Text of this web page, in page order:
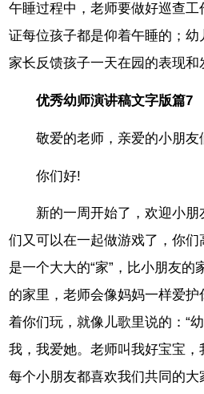
午睡过程中，老师要做好巡查
证每位孩子都是仰着午睡的；
家长反馈孩子一天在园的表现和
优秀幼师演讲稿文字版篇7
敬爱的老师，亲爱的小朋友
你们好!
新的一周开始了，欢迎小
们又可以在一起做游戏了，你
是一个大大的“家”，比小朋友的
的家里，老师会像妈妈一样爱
着你们玩，就像儿歌里说的：“
我，我爱她。老师叫我好宝宝，
每个小朋友都喜欢我们共同的大